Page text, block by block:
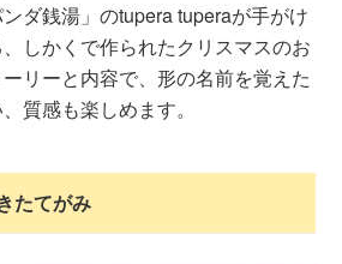
ンダ銭湯」のtupera tuperaが手がけ
しかくで作られたクリスマスのお
リーと内容で、形の名前を覚えた
質感も楽しめます。
たてがみ